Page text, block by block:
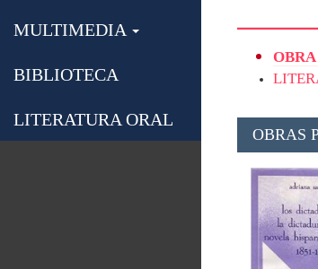
MULTIMEDIA
BIBLIOTECA
LITERATURA ORAL
OBRAS